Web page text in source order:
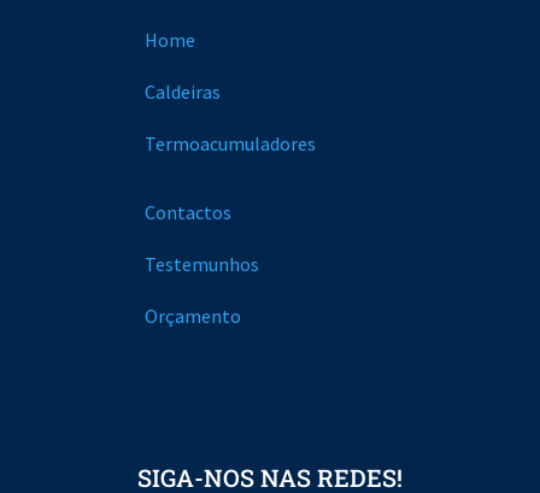
Home
Caldeiras
Termoacumuladores
Contactos
Testemunhos
Orçamento
SIGA-NOS NAS REDES!